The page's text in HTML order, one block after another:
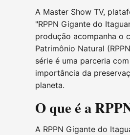
A Master Show TV,
"RPPN Gigante do
produção acompanha o
Patrimônio Natural
série é uma parceria
importância da
planeta.
O que é a
A RPPN Gigante do